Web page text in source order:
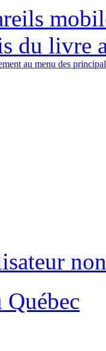
du livre
au menu des